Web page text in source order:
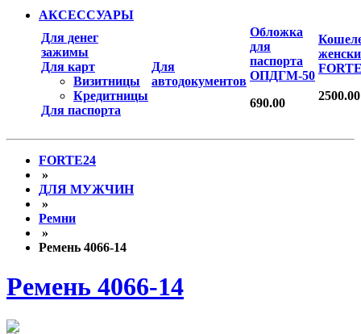
АКСЕССУАРЫ
Для денег
зажимы
Для карт
Визитницы
Кредитницы
Для паспорта
Для
автодокументов
Обложка
для
паспорта
ОПДГМ-50
690.00
2500.00
FORTE24
»
ДЛЯ МУЖЧИН
»
Ремни
»
Ремень 4066-14
Ремень 4066-14